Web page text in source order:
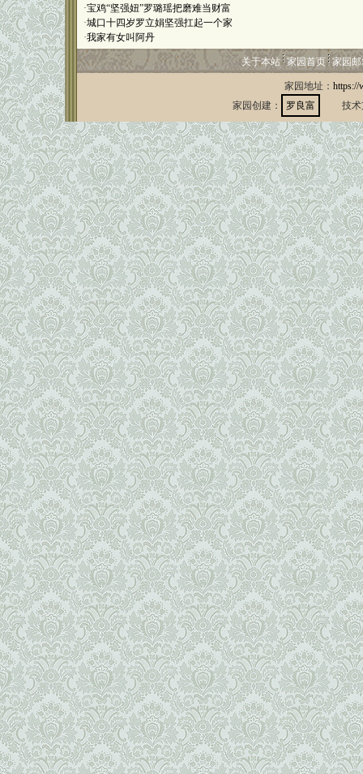
·宝鸡“坚强妞”罗璐瑶把磨难当财富
·城口十四岁罗立娟坚强扛起一个家
·我家有女叫阿丹
关于本站 家园首页 家园
家园地址： https://
家园创建：
罗良富 技术